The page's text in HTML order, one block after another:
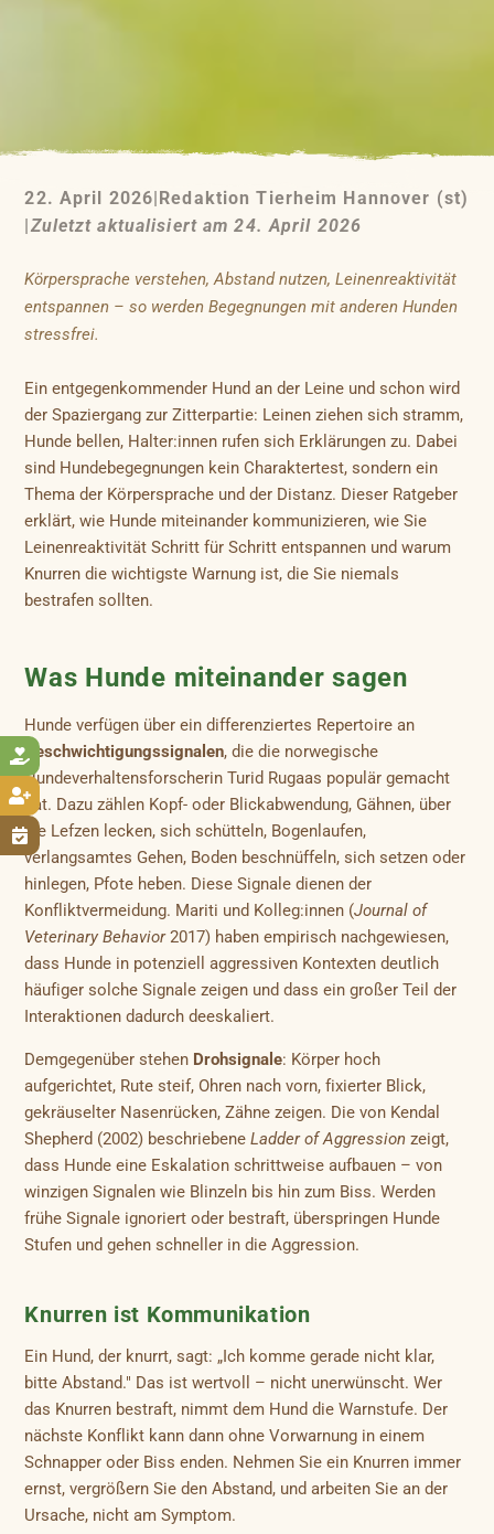



22. April 2026 Redaktion Tierheim Hannover (st)
Zuletzt aktualisiert am 24. April 2026
Körpersprache verstehen, Abstand nutzen, Leinenreaktivität
entspannen – so werden Begegnungen mit anderen Hunden
stressfrei.
Ein entgegenkommender Hund an der Leine und schon wird
der Spaziergang zur Zitterpartie: Leinen ziehen sich stramm,
Hunde bellen, Halter:innen rufen sich Erklärungen zu. Dabei
sind Hundebegegnungen kein Charaktertest, sondern ein
Thema der Körpersprache und der Distanz. Dieser Ratgeber
erklärt, wie Hunde miteinander kommunizieren, wie Sie
Leinenreaktivität Schritt für Schritt entspannen und warum
Knurren die wichtigste Warnung ist, die Sie niemals
bestrafen sollten.
Was Hunde miteinander sagen
Hunde verfügen über ein differenziertes Repertoire an
Beschwichtigungssignalen, die die norwegische
Hundeverhaltensforscherin Turid Rugaas populär gemacht
hat. Dazu zählen Kopf- oder Blickabwendung, Gähnen, über
die Lefzen lecken, sich schütteln, Bogenlaufen,
verlangsamtes Gehen, Boden beschnüffeln, sich setzen oder
hinlegen, Pfote heben. Diese Signale dienen der
Konfliktvermeidung. Mariti und Kolleg:innen (Journal of
Veterinary Behavior2017) haben empirisch nachgewiesen,
dass Hunde in potenziell aggressiven Kontexten deutlich
häufiger solche Signale zeigen und dass ein großer Teil der
Interaktionen dadurch deeskaliert.
Demgegenüber stehen Drohsignale: Körper hoch
aufgerichtet, Rute steif, Ohren nach vorn, fixierter Blick,
gekräuselter Nasenrücken, Zähne zeigen. Die von Kendal
Shepherd (2002) beschriebeneLadder of Aggression zeigt,
dass Hunde eine Eskalation schrittweise aufbauen – von
winzigen Signalen wie Blinzeln bis hin zum Biss. Werden
frühe Signale ignoriert oder bestraft, überspringen Hunde
Stufen und gehen schneller in die Aggression.
Knurren ist Kommunikation
Ein Hund, der knurrt, sagt: „Ich komme gerade nicht klar,
bitte Abstand." Das ist wertvoll – nicht unerwünscht. Wer
das Knurren bestraft, nimmt dem Hund die Warnstufe. Der
nächste Konflikt kann dann ohne Vorwarnung in einem
Schnapper oder Biss enden. Nehmen Sie ein Knurren immer
ernst, vergrößern Sie den Abstand, und arbeiten Sie an der
Ursache, nicht am Symptom.